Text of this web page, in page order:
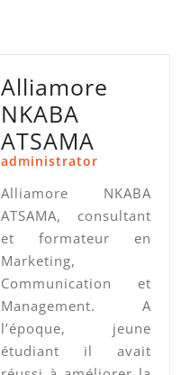
Alliamore
NKABA
ATSAMA
administrator
Alliamore NKABA
ATSAMA, consultant
et formateur en
Marketing,
Communication et
Management. A
l’époque, jeune
étudiant il avait